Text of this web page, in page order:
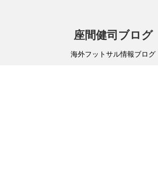
座間健司ブログ
海外フットサル情報ブログ